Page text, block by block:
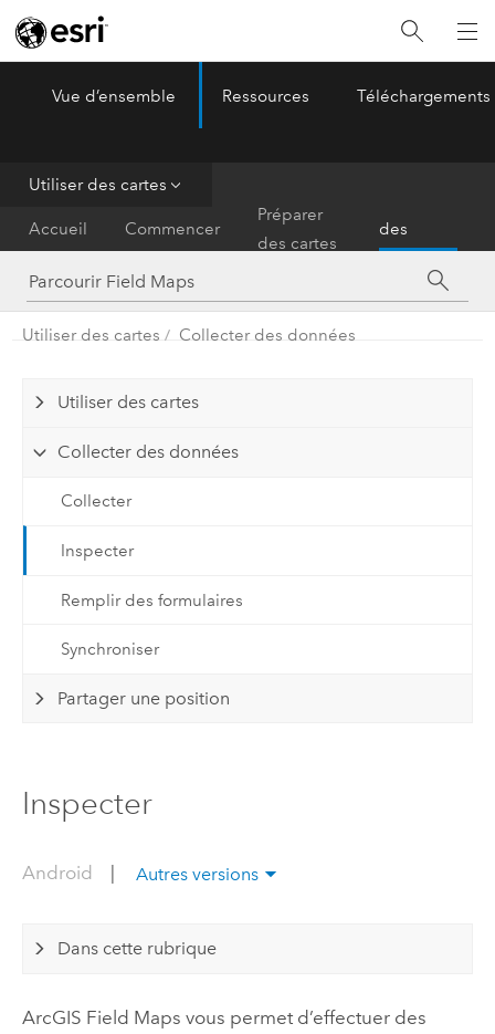
ArcGIS Field Maps
Vue d’ensemble Ressources Téléchargements
Utiliser des cartes
Accueil Commencer
Préparer
des cartes
des
cartes
Utiliser des cartes Collecter des données
Utiliser des cartes
Collecter des données
Collecter
Inspecter
Remplir des formulaires
Synchroniser
Partager une position
Inspecter
Android Autres versions
Dans cette rubrique
ArcGIS Field Maps vous permet d’effectuer des